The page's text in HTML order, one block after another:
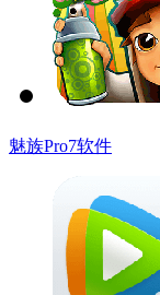
魅族Pro7软件